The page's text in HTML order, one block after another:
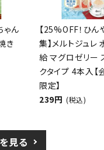
ゃん
き
【25%OFF！ひん
集】メルトジュレ
給 マグロゼリー
クタイプ 4本入【
限定】
239円 (税込)
見る